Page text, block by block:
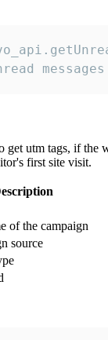
get utm tags, if the
first site visit.
of the campaign
source